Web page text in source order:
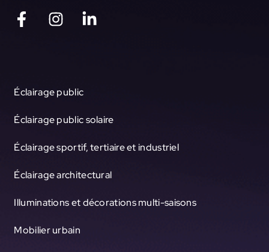
Éclairage public
Éclairage public solaire
Éclairage sportif, tertiaire et industriel
Éclairage architectural
Illuminations et décorations multi-saisons
Mobilier urbain